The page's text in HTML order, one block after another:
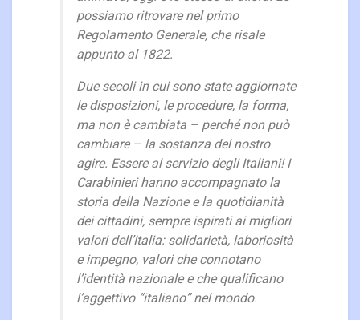
possiamo ritrovare nel primo
Regolamento Generale, che risale
appunto al 1822.
Due secoli in cui sono state aggiornate
le disposizioni, le procedure, la forma,
ma non è cambiata – perché non può
cambiare – la sostanza del nostro
agire. Essere al servizio degli Italiani! I
Carabinieri hanno accompagnato la
storia della Nazione e la quotidianità
dei cittadini, sempre ispirati ai migliori
valori dell’Italia: solidarietà, laboriosità
e impegno, valori che connotano
l’identità nazionale e che qualificano
l’aggettivo “italiano” nel mondo.